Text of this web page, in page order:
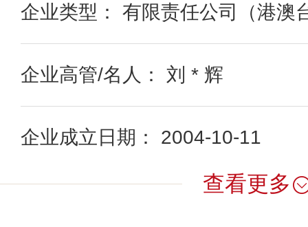
企业类型： 有限责任公司（港澳
企业高管/名人： 刘 * 辉
企业成立日期： 2004-10-11
查看更多